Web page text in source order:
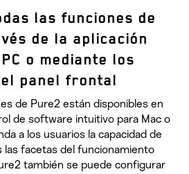
las funciones de
de la aplicación
o mediante los
panel frontal
de Pure2 están disponibles en
de software intuitivo para Mac o
a los usuarios la capacidad de
las facetas del funcionamiento
también se puede configurar